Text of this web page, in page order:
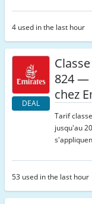
4 used in the last hour
DEAL
824 —
chez
Tarif
jusqu'au
53 used in the last hour